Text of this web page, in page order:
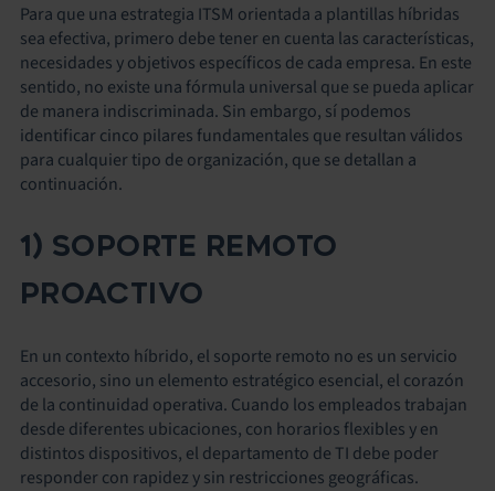
Para que una estrategia ITSM orientada a plantillas híbridas
sea efectiva, primero debe tener en cuenta las características,
necesidades y objetivos específicos de cada empresa. En este
sentido, no existe una fórmula universal que se pueda aplicar
de manera indiscriminada. Sin embargo, sí podemos
identificar cinco pilares fundamentales que resultan válidos
para cualquier tipo de organización, que se detallan a
continuación.
1) SOPORTE REMOTO
PROACTIVO
En un contexto híbrido, el soporte remoto no es un servicio
accesorio, sino un elemento estratégico esencial, el corazón
de la continuidad operativa. Cuando los empleados trabajan
desde diferentes ubicaciones, con horarios flexibles y en
distintos dispositivos, el departamento de TI debe poder
responder con rapidez y sin restricciones geográficas.